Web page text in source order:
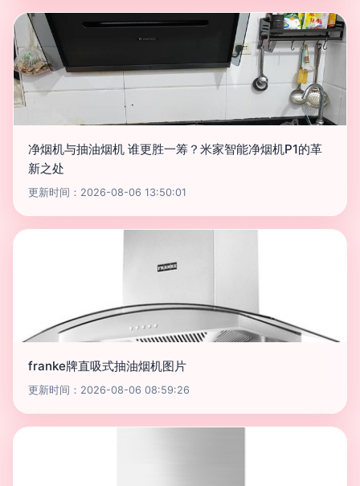
净烟机与抽油烟机 谁更胜一筹？米家智能净烟机P1的革
新之处
更新时间：2026-08-06 13:50:01
franke牌直吸式抽油烟机图片
更新时间：2026-08-06 08:59:26